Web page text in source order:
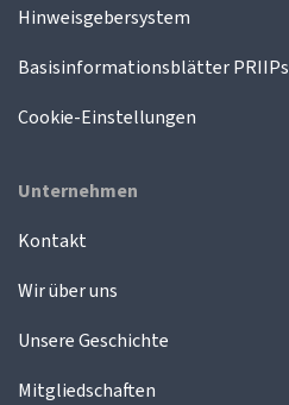
Hinweisgebersystem
Basisinformationsblätter PRIIPs
Cookie-Einstellungen
Unternehmen
Kontakt
Wir über uns
Unsere Geschichte
Mitgliedschaften